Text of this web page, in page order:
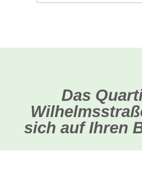
Archiv
Das
sich auf Ihren